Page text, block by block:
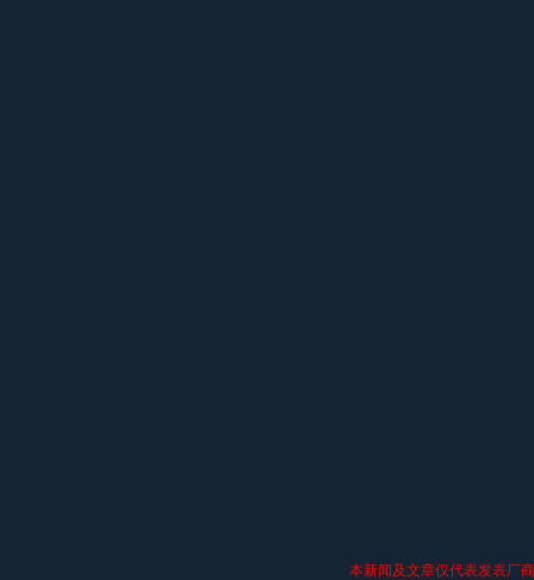
本新闻及文章仅代表发表厂